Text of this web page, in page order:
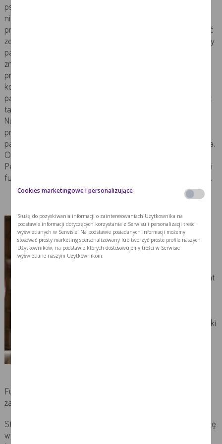
psychoedukacją, polegającą na wyjaśnianiu, co kryje się za
niezrozumiałymi pojęciami medycznymi oraz
przygotowaniem chorego na to, czego może się spodziewać
ze strony swojego organizmu w trakcie leczenia. W pomocy
pacjentom niezrównani są również inni chorzy, którzy
zmagają się lub zmagali się w przeszłości z tymi samymi
problemami. Bardzo zawsze namawiam chorych, żeby
korzystali ze wsparcia, które mogą uzyskać od organizacji
pacjenckich. Wiele z nich skupia chorych zmagających się z
takimi samymi lub podobnymi typami nowotworów.
Najefektywniejszym sposobem na znalezienie ich jest
przeszukanie internetu. Sprawdzenie, które organizacje
pacjenckie działają lokalnie, w danym miejscu zamieszkania.
Oczywiście, źródłem wiedzy są też placówki medyczne.
Personel szpitalny blisko współpracuję z stowarzyszeniami i
fundacjami i dlatego ma bardzo dobrą wiedzę na ich temat.
Adrianna Sobol
psychoonkolog w
Szpitalu
Warszawie. Asystent
Zakładzie Profilaktyki
Fundacji OnkoCafe – Razem Lepiej, psychoterapeutką i
założycielką Centrum Wsparcia Psychologicznego Ineo.
Stworzyła platformę szkoleniową online Zdrowie zaczyna się
w głowie. Współtwórczyni audycji radiowej „O raku przy
Cookies marketingowe i personalizujące
Służą do pozyskiwania informacji o zainteresowaniach Użytkownika na
podstawie informacji dotyczących korzystania z Serwisu i personalizacji treści
wyświetlanych w Serwisie. Na podstawie posiadanych informacji możemy
stosować prosty marketing spersonalizowany lub tworzyć proste profile naszych
Użytkowników, na podstawie których dostosowujemy treści w Serwisie
wyświetlane naszym Użytkownikom.